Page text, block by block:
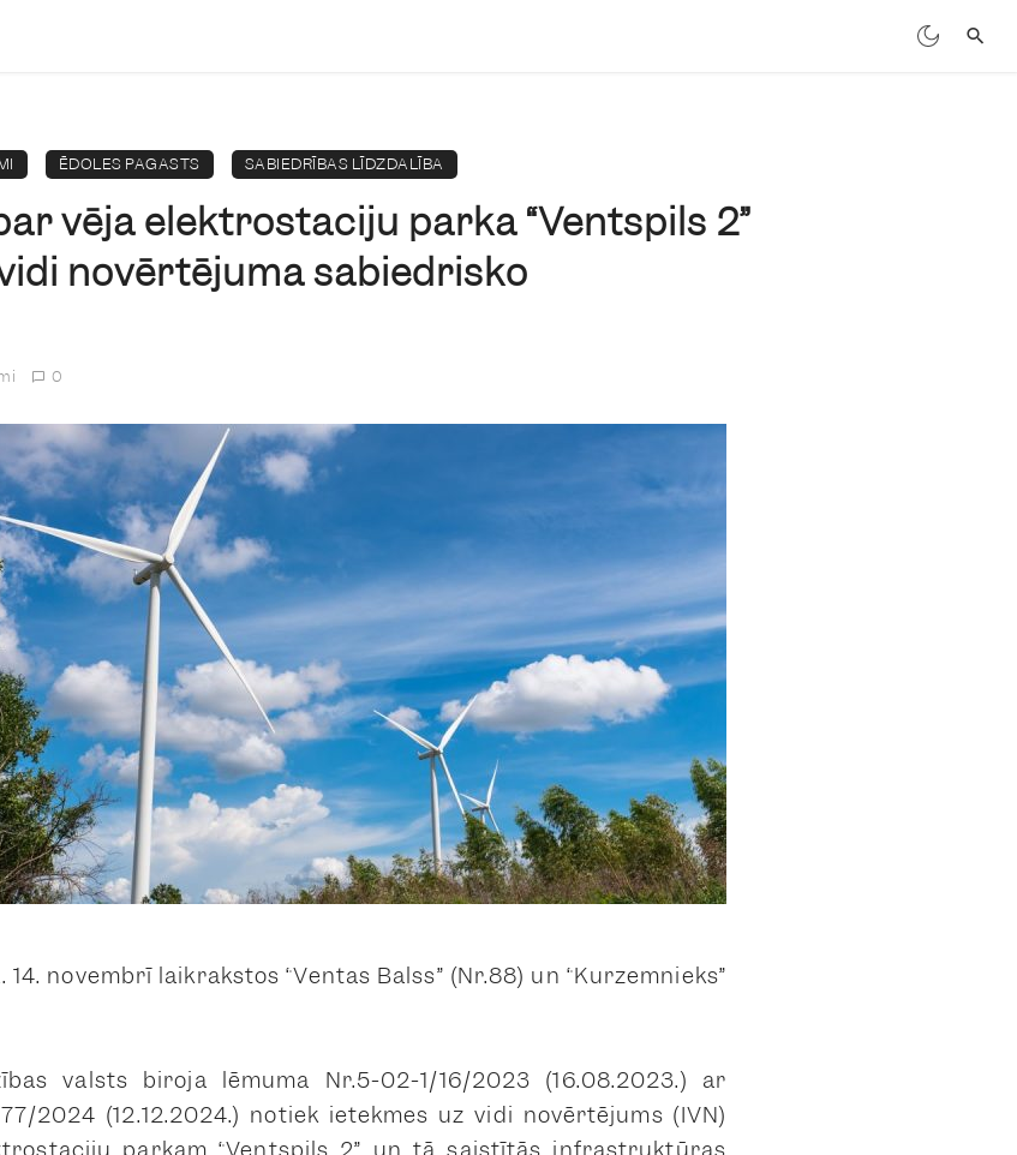
ĒDOLES PAGASTS SABIEDRĪBAS LĪDZDALĪBA
vēja elektrostaciju parka “Ventspils 2”
novērtējuma sabiedrisko
0
novembrī laikrakstos “Ventas Balss” (Nr.88) un “Kurzemnieks”
valsts biroja lēmuma Nr.5-02-1/16/2023 (16.08.2023.) ar
2024 (12.12.2024.) notiek ietekmes uz vidi novērtējums (IVN)
parkam “Ventspils 2” un tā saistītās infrastruktūras